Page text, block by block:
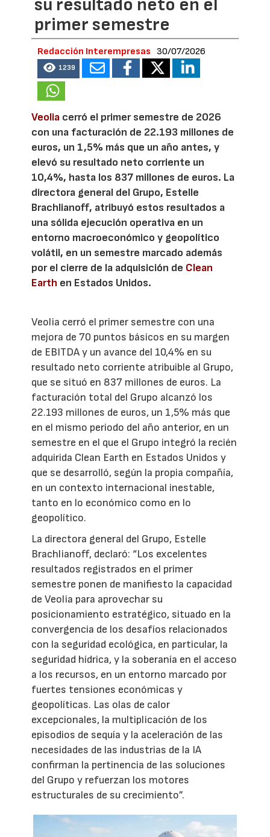
su resultado neto en el
primer semestre
Redacción Interempresas 30/07/2026
1239
Veolia cerró el primer semestre de 2026
con una facturación de 22.193 millones de
euros, un 1,5% más que un año antes, y
elevó su resultado neto corriente un
10,4%, hasta los 837 millones de euros. La
directora general del Grupo, Estelle
Brachlianoff, atribuyó estos resultados a
una sólida ejecución operativa en un
entorno macroeconómico y geopolítico
volátil, en un semestre marcado además
por el cierre de la adquisición de Clean
Earth en Estados Unidos.
Veolia cerró el primer semestre con una
mejora de 70 puntos básicos en su margen
de EBITDA y un avance del 10,4% en su
resultado neto corriente atribuible al Grupo,
que se situó en 837 millones de euros. La
facturación total del Grupo alcanzó los
22.193 millones de euros, un 1,5% más que
en el mismo periodo del año anterior, en un
semestre en el que el Grupo integró la recién
adquirida Clean Earth en Estados Unidos y
que se desarrolló, según la propia compañía,
en un contexto internacional inestable,
tanto en lo económico como en lo
geopolítico.
La directora general del Grupo, Estelle
Brachlianoff, declaró: “Los excelentes
resultados registrados en el primer
semestre ponen de manifiesto la capacidad
de Veolia para aprovechar su
posicionamiento estratégico, situado en la
convergencia de los desafíos relacionados
con la seguridad ecológica, en particular, la
seguridad hídrica, y la soberanía en el acceso
a los recursos, en un entorno marcado por
fuertes tensiones económicas y
geopolíticas. Las olas de calor
excepcionales, la multiplicación de los
episodios de sequía y la aceleración de las
necesidades de las industrias de la IA
confirman la pertinencia de las soluciones
del Grupo y refuerzan los motores
estructurales de su crecimiento”.